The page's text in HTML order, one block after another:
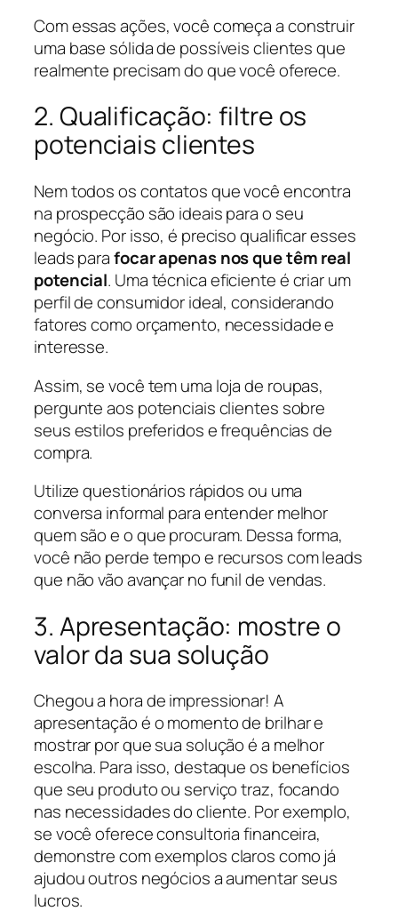
Com essas ações, você começa a construir
uma base sólida de possíveis clientes que
realmente precisam do que você oferece.
2. Qualificação: filtre os
potenciais clientes
Nem todos os contatos que você encontra
na prospecção são ideais para o seu
negócio. Por isso, é preciso qualificar esses
leads parafocar apenas nos que têm real
potencial. Uma técnica eficiente é criar um
perfil de consumidor ideal, considerando
fatores como orçamento, necessidade e
interesse.
Assim, se você tem uma loja de roupas,
pergunte aos potenciais clientes sobre
seus estilos preferidos e frequências de
compra.
Utilize questionários rápidos ou uma
conversa informal para entender melhor
quem são e o que procuram. Dessa forma,
você não perde tempo e recursos com leads
que não vão avançar no funil de vendas.
3. Apresentação: mostre o
valor da sua solução
Chegou a hora de impressionar! A
apresentação é o momento de brilhar e
mostrar por que sua solução é a melhor
escolha. Para isso, destaque os benefícios
que seu produto ou serviço traz, focando
nas necessidades do cliente. Por exemplo,
se você oferece consultoria financeira,
demonstre com exemplos claros como já
ajudou outros negócios a aumentar seus
lucros.